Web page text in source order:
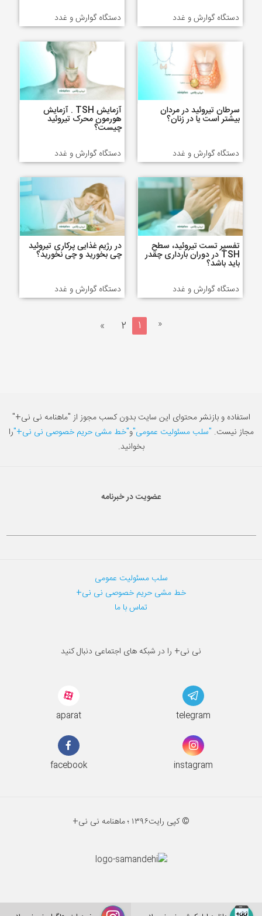
دستگاه گوارش و غدد
دستگاه گوارش و غدد
سرطان تیروئید در مردان
بیشتر است یا در زنان؟
دستگاه گوارش و غدد
آزمایش TSH . آزمایش
هورمون محرک تیروئید
چیست؟
دستگاه گوارش و غدد
تفسیر تست تیروئید، سطح
TSH در دوران بارداری چقدر
باید باشد؟
دستگاه گوارش و غدد
در رژیم غذایی پرکاری تیروئید
چی بخورید و چی نخورید؟
دستگاه گوارش و غدد
«
1
2
»
استفاده و بازنشر محتوای این سایت بدون کسب مجوز از "ماهنامه نی نی+"
مجاز نیست. "سلب مسئولیت عمومی"و"خط مشی حریم خصوصی نی نی+"را
بخوانید.
عضویت در خبرنامه
سلب مسئولیت عمومی
خط مشی حریم خصوصی نی نی+
تماس با ما
نی نی+ را در شبکه های اجتماعی دنبال کنید
aparat telegram
facebook instagram
© کپی رایت۱۳۹۶ ؛ ماهنامه نی نی+